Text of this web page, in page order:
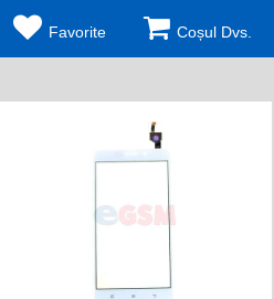
Favorite Coșul Dvs.